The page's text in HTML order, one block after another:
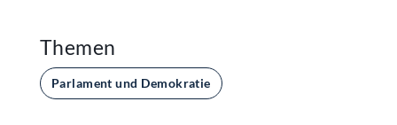
Themen
Parlament und Demokratie